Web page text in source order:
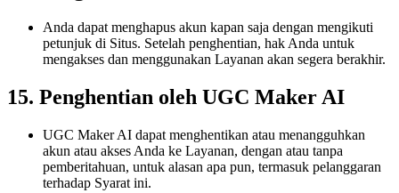
Anda dapat menghapus akun kapan saja dengan mengikuti
petunjuk di Situs. Setelah penghentian, hak Anda untuk
mengakses dan menggunakan Layanan akan segera berakhir.
15. Penghentian oleh UGC Maker AI
UGC Maker AI dapat menghentikan atau menangguhkan
akun atau akses Anda ke Layanan, dengan atau tanpa
pemberitahuan, untuk alasan apa pun, termasuk pelanggaran
terhadap Syarat ini.